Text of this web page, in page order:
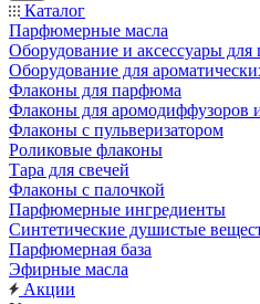
Каталог
Парфюмерные масла
Оборудование и аксессуары
Оборудование для
Флаконы для парфюма
Флаконы для аромодиффузоров
Флаконы с пульверизатором
Роликовые флаконы
Тара для свечей
Флаконы с палочкой
Парфюмерные ингредиенты
Синтетические душистые
Парфюмерная база
Эфирные масла
Акции